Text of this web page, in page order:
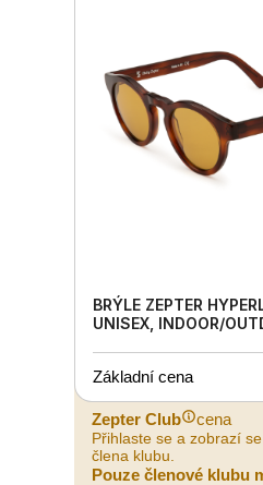
BRÝLE ZEPTER
UNISEX, INDOOR/
Základní cena
Zepter Club cena
Přihlaste se a zobrazí
člena klubu.
Pouze členové klubu